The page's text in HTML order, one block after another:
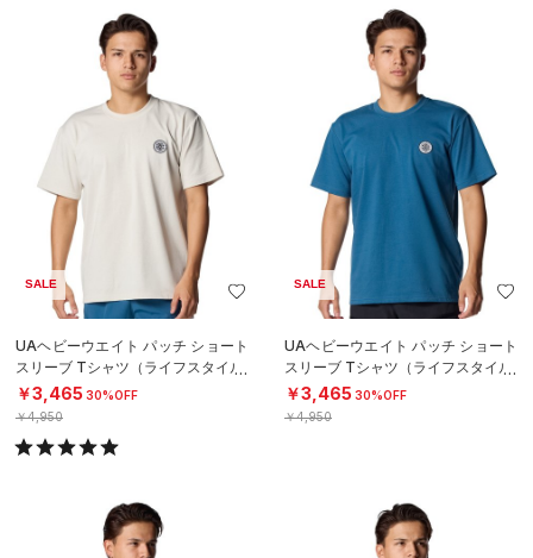
SALE
UAヘビーウエイト パッチ ショート
スリーブ Tシャツ（ライフスタイル/
MEN）
￥3,465 30%OFF
￥4,950
SALE
UAヘビーウエイト パッチ ショート
スリーブ Tシャツ（ライフスタイル/
MEN）
￥3,465 30%OFF
￥4,950